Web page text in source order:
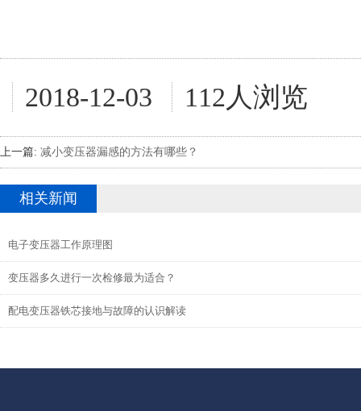
2018-12-03 112人浏览
上一篇: 减小变压器漏感的方法有哪些？
相关新闻
电子变压器工作原理图
变压器多久进行一次检修最为适合？
配电变压器铁芯接地与故障的认识解读